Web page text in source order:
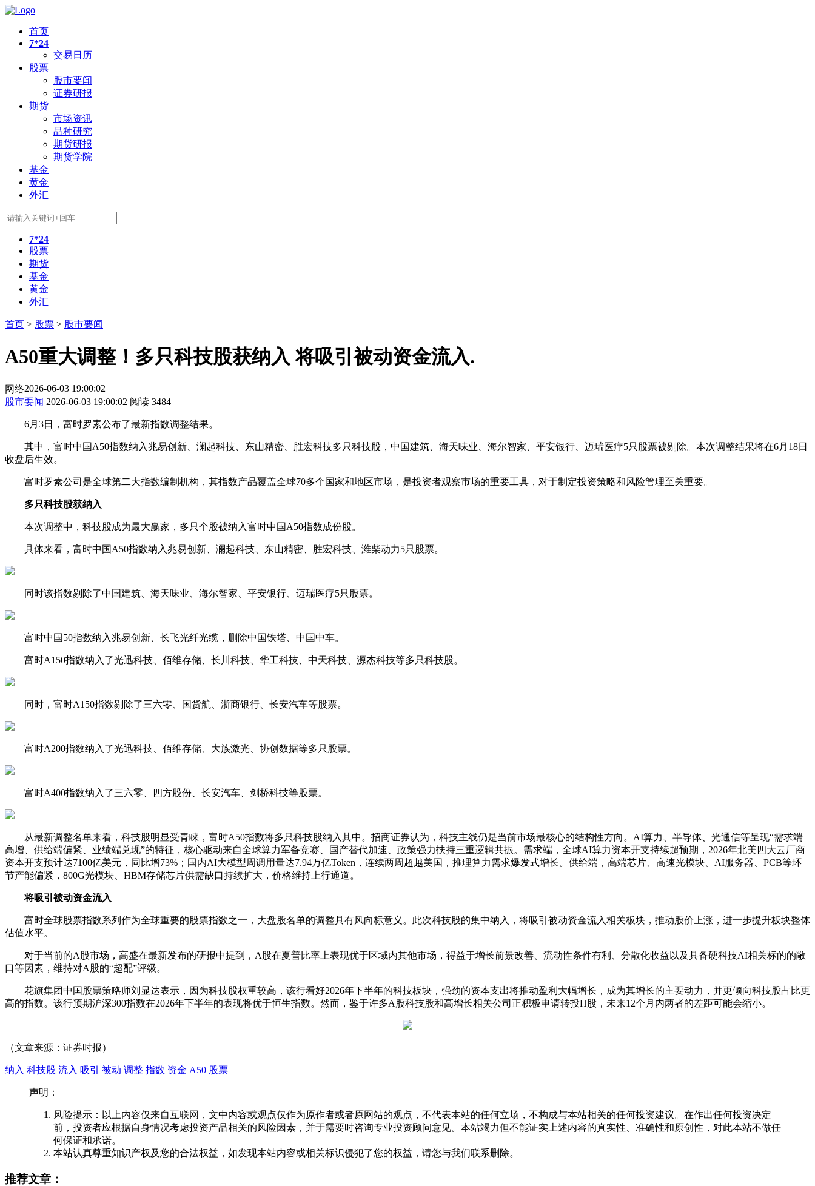
首页
7*24
交易日历
股票
股市要闻
证券研报
期货
市场资讯
品种研究
期货研报
期货学院
基金
黄金
外汇
7*24
股票
期货
基金
黄金
外汇
首页 > 股票 > 股市要闻
A50重大调整！多只科技股获纳入 将吸引被动资金流入.
网络2026-06-03 19:00:02
股市要闻 2026-06-03 19:00:02 阅读 3484
6月3日， 富时罗素公布了最新指数调整结果。
其中，富时中国A50指数纳入兆易创新 澜起科技 东山精密 胜宏科技多只科技股， 中国建筑 海天味业 海尔智家 平安银行 迈瑞医疗5只股票被剔除。本次调整结果将在6月18日
收盘后生效。
富时罗素公司是全球第二大指数编制机构，其指数产品覆盖全球70多个国家和地区市场，是投资者观察市场的重要工具，对于制定投资策略和风险管理至关重要。
多只科技股获纳入
本次调整中，科技股成为最大赢家，多只个股被纳入富时中国A50指数成份股。
具体来看，富时中国A50指数纳入兆易创新 澜起科技 东山精密 胜宏科技 潍柴动力5只股票。
同时该指数剔除了中国建筑 海天味业 海尔智家 平安银行 迈瑞医疗5只股票。
富时中国50指数纳入兆易创新 长飞光纤光缆 ，删除中国铁塔 中国中车。
富时A150指数纳入了光迅科技 佰维存储 长川科技 华工科技 中天科技 源杰科技等多只科技股。
同时，富时A150指数剔除了三六零 国货航 浙商银行 长安汽车等股票。
富时A200指数纳入了光迅科技 佰维存储 大族激光 协创数据等多只股票。
富时A400指数纳入了三六零 四方股份 长安汽车 剑桥科技等股票。
从最新调整名单来看，科技股明显受青睐，富时A50指数将多只科技股纳入其中。 招商证券认为，科技主线仍是当前市场最核心的结构性方向。AI算力、 半导体 、光通信等呈现“需求端
高增、供给端偏紧、业绩端兑现”的特征，核心驱动来自全球算力军备竞赛、国产替代加速、政策强力扶持三重逻辑共振。需求端，全球AI算力资本开支持续超预期，2026年北美四大云厂商
资本开支预计达7100亿美元，同比增73%；国内AI大模型周调用量达7.94万亿Token，连续两周超越美国，推理算力需求爆发式增长。供给端，高端芯片、高速光模块、AI服务器、 PCB等环
节产能偏紧，800G光模块、HBM存储芯片供需缺口持续扩大，价格维持上行通道。
将吸引被动资金流入
富时全球股票指数系列作为全球重要的股票指数之一， 大盘股名单的调整具有风向标意义。此次科技股的集中纳入，将吸引被动资金流入相关板块，推动股价上涨，进一步提升板块整体
估值水平。
对于当前的A股市场， 高盛在最新发布的研报中提到，A股在夏普比率上表现优于区域内其他市场，得益于增长前景改善、流动性条件有利、分散化收益以及具备硬科技AI相关标的的敞
口等因素，维持对A股的“超配”评级。
花旗集团中国股票策略师刘显达表示，因为科技股权重较高，该行看好2026年下半年的科技板块，强劲的资本支出将推动盈利大幅增长，成为其增长的主要动力，并更倾向科技股占比更
高的指数。该行预期沪深300指数在2026年下半年的表现将优于恒生指数。然而，鉴于许多A股科技股和高增长相关公司正积极申请转投H股，未来12个月内两者的差距可能会缩小。
（文章来源：证券时报）
纳入 科技股 流入 吸引 被动 调整 指数 资金 A50 股票
声明：
风险提示：以上内容仅来自互联网，文中内容或观点仅作为原作者或者原网站的观点，不代表本站的任何立场，不构成与本站相关的任何投资建议。在作出任何投资决定
前，投资者应根据自身情况考虑投资产品相关的风险因素，并于需要时咨询专业投资顾问意见。本站竭力但不能证实上述内容的真实性、准确性和原创性，对此本站不做任
何保证和承诺。
本站认真尊重知识产权及您的合法权益，如发现本站内容或相关标识侵犯了您的权益，请您与我们联系删除。
推荐文章：